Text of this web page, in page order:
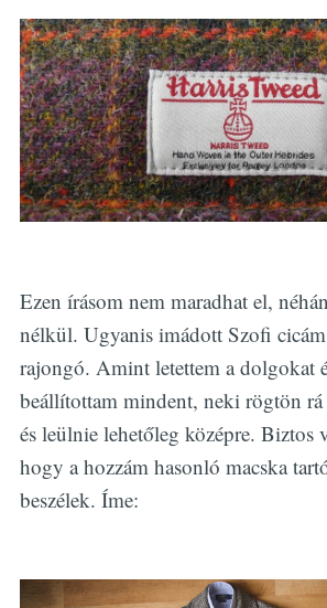
Ezen írásom nem maradhat el,
nélkül. Ugyanis imádott Szofi
rajongó. Amint letettem a dolgokat
beállítottam mindent, neki rögtön rá
és leülnie lehetőleg középre. Biztos
hogy a hozzám hasonló macska
beszélek. Íme: